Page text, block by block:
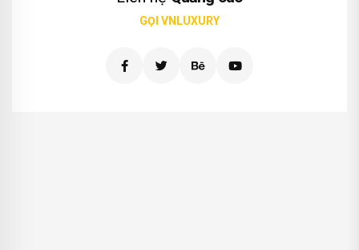
Liên hệQuảng cáo